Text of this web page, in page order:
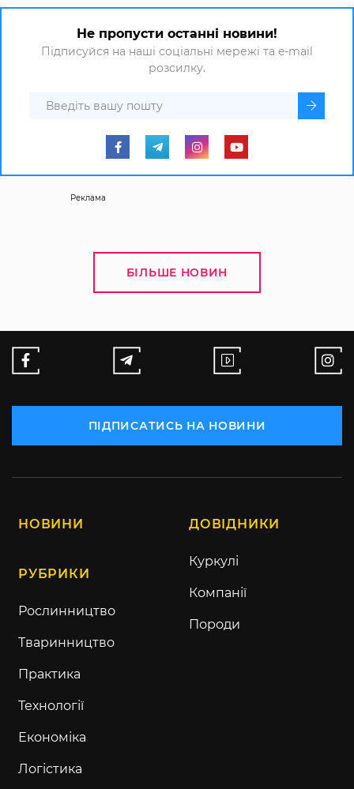
Не пропусти останні новини!
Підписуйся на наші соціальні мережі та e-mail
розсилку.
Реклама
БІЛЬШЕ НОВИН
ПІДПИСАТИСЬ НА НОВИНИ
НОВИНИ
РУБРИКИ
Рослинництво
Тваринництво
Практика
Технології
Економіка
Логістика
ДОВІДНИКИ
Куркулі
Компанії
Породи